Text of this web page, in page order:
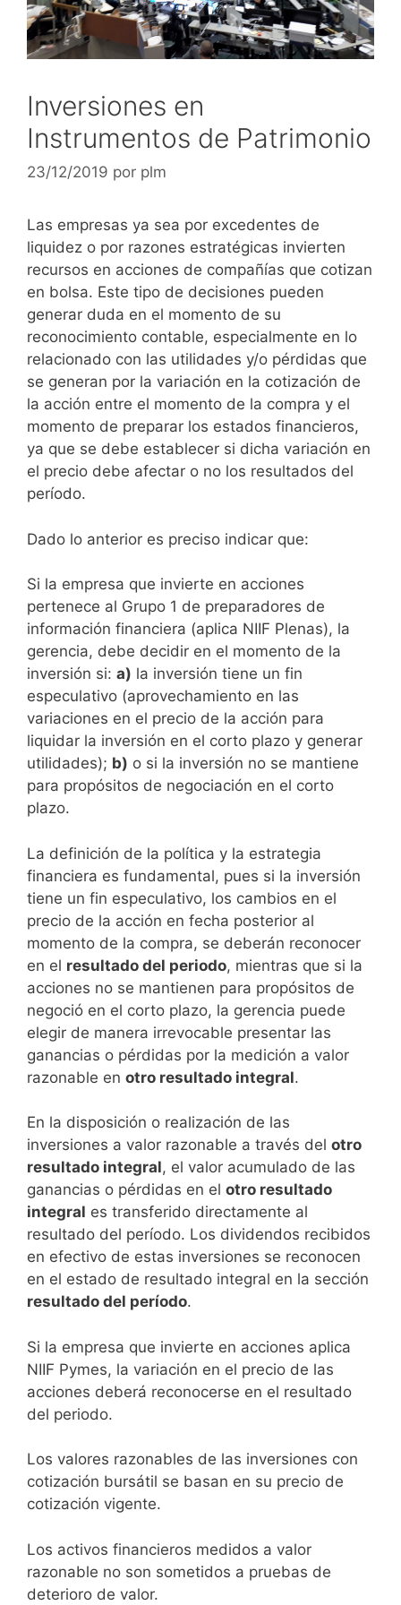
Inversiones en
Instrumentos de Patrimonio
23/12/2019 por plm
Las empresas ya sea por excedentes de
liquidez o por razones estratégicas invierten
recursos en acciones de compañías que cotizan
en bolsa. Este tipo de decisiones pueden
generar duda en el momento de su
reconocimiento contable, especialmente en lo
relacionado con las utilidades y/o pérdidas que
se generan por la variación en la cotización de
la acción entre el momento de la compra y el
momento de preparar los estados financieros,
ya que se debe establecer si dicha variación en
el precio debe afectar o no los resultados del
período.
Dado lo anterior es preciso indicar que:
Si la empresa que invierte en acciones
pertenece al Grupo 1 de preparadores de
información financiera (aplica NIIF Plenas), la
gerencia, debe decidir en el momento de la
inversión si: a) la inversión tiene un fin
especulativo (aprovechamiento en las
variaciones en el precio de la acción para
liquidar la inversión en el corto plazo y generar
utilidades); b) o si la inversión no se mantiene
para propósitos de negociación en el corto
plazo.
La definición de la política y la estrategia
financiera es fundamental, pues si la inversión
tiene un fin especulativo, los cambios en el
precio de la acción en fecha posterior al
momento de la compra, se deberán reconocer
en el resultado del periodo, mientras que si la
acciones no se mantienen para propósitos de
negoció en el corto plazo, la gerencia puede
elegir de manera irrevocable presentar las
ganancias o pérdidas por la medición a valor
razonable en otro resultado integral.
En la disposición o realización de las
inversiones a valor razonable a través del otro
resultado integral, el valor acumulado de las
ganancias o pérdidas en el otro resultado
integral es transferido directamente al
resultado del período. Los dividendos recibidos
en efectivo de estas inversiones se reconocen
en el estado de resultado integral en la sección
resultado del período.
Si la empresa que invierte en acciones aplica
NIIF Pymes, la variación en el precio de las
acciones deberá reconocerse en el resultado
del periodo.
Los valores razonables de las inversiones con
cotización bursátil se basan en su precio de
cotización vigente.
Los activos financieros medidos a valor
razonable no son sometidos a pruebas de
deterioro de valor.